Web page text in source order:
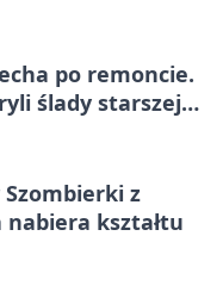
po remoncie.
ślady starszej
Szombierki z
kształtu